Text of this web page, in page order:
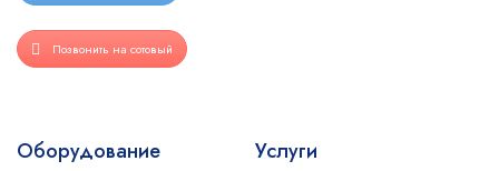
Позвонить на сотовый
Оборудование Услуги